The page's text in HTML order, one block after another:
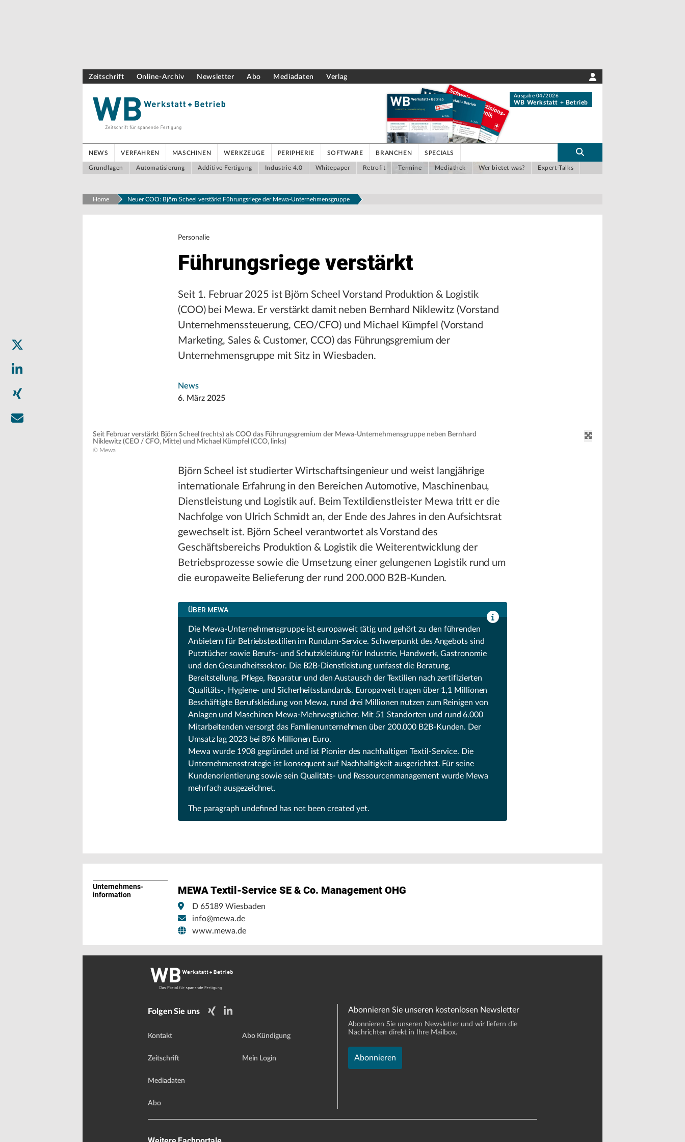
Zeitschrift Online-Archiv Newsletter Abo Mediadaten Verlag
Ausgabe 04/2026
WB Werkstatt + Betrieb
NEWS VERFAHREN MASCHINEN WERKZEUGE PERIPHERIE SOFTWARE BRANCHEN SPECIALS
Grundlagen Automatisierung Additive Fertigung Industrie 4.0 Whitepaper Retrofit Termine Mediathek Wer bietet was? Expert-Talks
Home Neuer COO: Björn Scheel verstärkt Führungsriege der Mewa-Unternehmensgruppe
Personalie
Führungsriege verstärkt
Seit 1. Februar 2025 ist Björn Scheel Vorstand Produktion & Logistik
(COO) bei Mewa. Er verstärkt damit neben Bernhard Niklewitz (Vorstand
Unternehmenssteuerung, CEO/CFO) und Michael Kümpfel (Vorstand
Marketing, Sales & Customer, CCO) das Führungsgremium der
Unternehmensgruppe mit Sitz in Wiesbaden.
News
6. März 2025
Seit Februar verstärkt Björn Scheel (rechts) als COO das Führungsgremium der Mewa-Unternehmensgruppe neben Bernhard
Niklewitz (CEO / CFO, Mitte) und Michael Kümpfel (CCO, links)
© Mewa
Björn Scheel ist studierter Wirtschaftsingenieur und weist langjährige
internationale Erfahrung in den Bereichen Automotive, Maschinenbau,
Dienstleistung und Logistik auf. Beim Textildienstleister Mewa tritt er die
Nachfolge von Ulrich Schmidt an, der Ende des Jahres in den Aufsichtsrat
gewechselt ist. Björn Scheel verantwortet als Vorstand des
Geschäftsbereichs Produktion & Logistik die Weiterentwicklung der
Betriebsprozesse sowie die Umsetzung einer gelungenen Logistik rund um
die europaweite Belieferung der rund 200.000 B2B-Kunden.
ÜBER MEWA
Die Mewa-Unternehmensgruppe ist europaweit tätig und gehört zu den führenden
Anbietern für Betriebstextilien im Rundum-Service. Schwerpunkt des Angebots sind
Putztücher sowie Berufs- und Schutzkleidung für Industrie, Handwerk, Gastronomie
und den Gesundheitssektor. Die B2B-Dienstleistung umfasst die Beratung,
Bereitstellung, Pflege, Reparatur und den Austausch der Textilien nach zertifizierten
Qualitäts-, Hygiene- und Sicherheitsstandards. Europaweit tragen über 1,1 Millionen
Beschäftigte Berufskleidung von Mewa, rund drei Millionen nutzen zum Reinigen von
Anlagen und Maschinen Mewa-Mehrwegtücher. Mit 51 Standorten und rund 6.000
Mitarbeitenden versorgt das Familienunternehmen über 200.000 B2B-Kunden. Der
Umsatz lag 2023 bei 896 Millionen Euro.
Mewa wurde 1908 gegründet und ist Pionier des nachhaltigen Textil-Service. Die
Unternehmensstrategie ist konsequent auf Nachhaltigkeit ausgerichtet. Für seine
Kundenorientierung sowie sein Qualitäts- und Ressourcenmanagement wurde Mewa
mehrfach ausgezeichnet.
The paragraph undefined has not been created yet.
Unternehmens­
information
MEWA Textil-Service SE & Co. Management OHG
D 65189 Wiesbaden
info@mewa.de
www.mewa.de
Folgen Sie uns
Kontakt
Zeitschrift
Mediadaten
Abo
Abo Kündigung
Mein Login
Abonnieren Sie unseren kostenlosen Newsletter
Abonnieren Sie unseren Newsletter und wir liefern die
Nachrichten direkt in Ihre Mailbox.
Abonnieren